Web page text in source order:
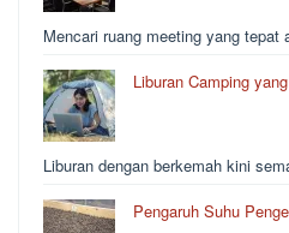
Mencari ruang meeting yang
Liburan Camping
Liburan dengan berkemah kini
Pengaruh Suhu